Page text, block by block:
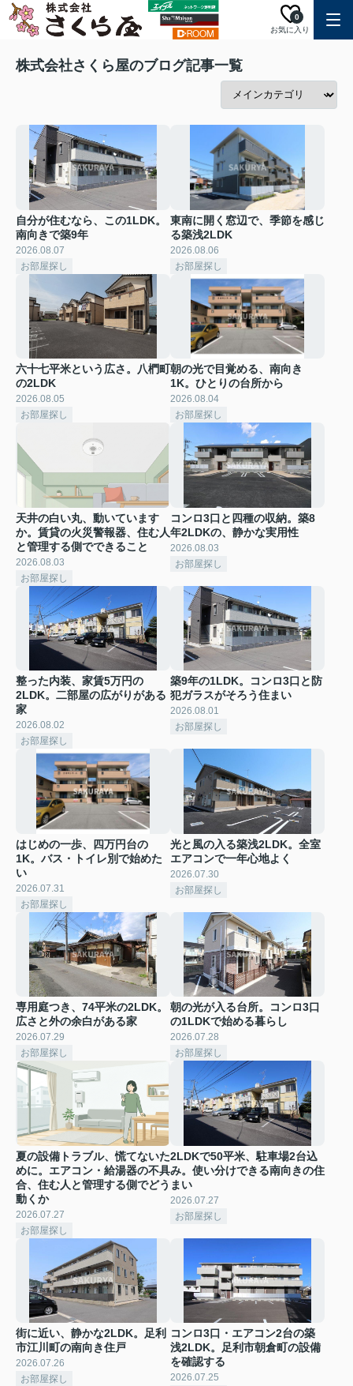
お気に入り
0
株式会社さくら屋のブログ記事一覧
自分が住むなら、この1LDK。
南向きで築9年
2026.08.07
お部屋探し
東南に開く窓辺で、季節を感じ
る築浅2LDK
2026.08.06
お部屋探し
六十七平米という広さ。八椚町
の2LDK
2026.08.05
お部屋探し
朝の光で目覚める、南向き
1K。ひとりの台所から
2026.08.04
お部屋探し
天井の白い丸、動いています
か。賃貸の火災警報器、住む人
と管理する側でできること
2026.08.03
お部屋探し
コンロ3口と四種の収納。築8
年2LDKの、静かな実用性
2026.08.03
お部屋探し
整った内装、家賃5万円の
2LDK。二部屋の広がりがある
家
2026.08.02
お部屋探し
築9年の1LDK。コンロ3口と防
犯ガラスがそろう住まい
2026.08.01
お部屋探し
はじめの一歩、四万円台の
1K。バス・トイレ別で始めた
い
2026.07.31
お部屋探し
光と風の入る築浅2LDK。全室
エアコンで一年心地よく
2026.07.30
お部屋探し
専用庭つき、74平米の2LDK。
広さと外の余白がある家
2026.07.29
お部屋探し
朝の光が入る台所。コンロ3口
の1LDKで始める暮らし
2026.07.28
お部屋探し
夏の設備トラブル、慌てないた
めに。エアコン・給湯器の不具
合、住む人と管理する側でどう
動くか
2026.07.27
お部屋探し
2LDKで50平米、駐車場2台込
み。使い分けできる南向きの住
まい
2026.07.27
お部屋探し
街に近い、静かな2LDK。足利
市江川町の南向き住戸
2026.07.26
お部屋探し
コンロ3口・エアコン2台の築
浅2LDK。足利市朝倉町の設備
を確認する
2026.07.25